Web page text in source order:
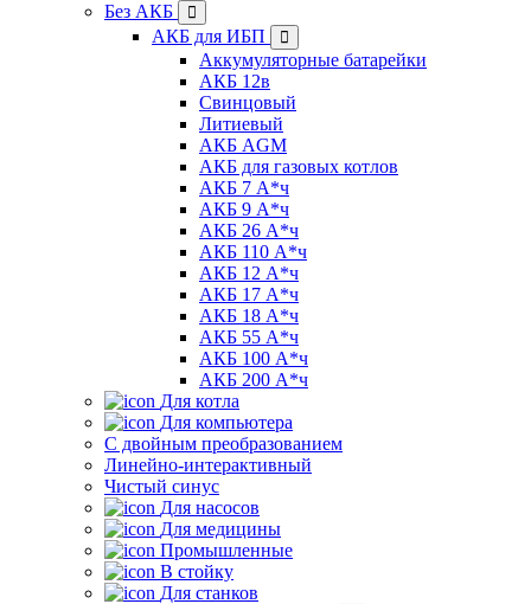
Без АКБ
АКБ для ИБП
Аккумуляторные батарейки
АКБ 12в
Свинцовый
Литиевый
АКБ AGM
АКБ для газовых котлов
АКБ 7 А*ч
АКБ 9 А*ч
АКБ 26 А*ч
АКБ 110 А*ч
АКБ 12 А*ч
АКБ 17 А*ч
АКБ 18 А*ч
АКБ 55 А*ч
АКБ 100 А*ч
АКБ 200 А*ч
Для котла
Для компьютера
C двойным преобразованием
Линейно-интерактивный
Чистый синус
Для насосов
Для медицины
Промышленные
В стойку
Для станков